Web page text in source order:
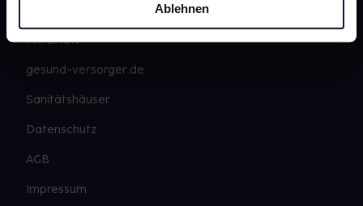
Ablehnen
Barrierefreiheitserklärung
PAYBACK
gesund-versorger.de
Sanitätshäuser
Datenschutz
AGB
Impressum